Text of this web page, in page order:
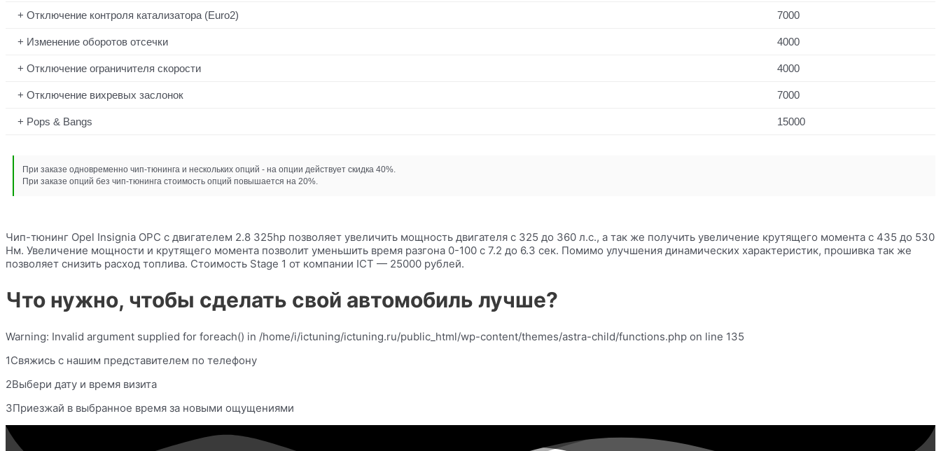
Отключение контроля катализатора (Euro2) 7000
Изменение оборотов отсечки 4000
Отключение ограничителя скорости 4000
Отключение вихревых заслонок 7000
Pops & Bangs 15000
При заказе одновременно чип-тюнинга и нескольких опций - на опции действует скидка 40%.
При заказе опций без чип-тюнинга стоимость опций повышается на 20%.
Чип-тюнинг Opel Insignia OPC с двигателем 2.8 325hp позволяет увеличить мощность двигателя с 325 до 360 л.с., а так же получить увеличение крутящего момента с 435 до 530
Нм. Увеличение мощности и крутящего момента позволит уменьшить время разгона 0-100 с 7.2 до 6.3 сек. Помимо улучшения динамических характеристик, прошивка так же
позволяет снизить расход топлива. Стоимость Stage 1 от компании ICT — 25000 рублей.
Что нужно, чтобы сделать свой автомобиль лучше?
Warning: Invalid argument supplied for foreach() in /home/i/ictuning/ictuning.ru/public_html/wp-content/themes/astra-child/functions.php on line 135
1Свяжись с нашим представителем по телефону
2Выбери дату и время визита
3Приезжай в выбранное время за новыми ощущениями